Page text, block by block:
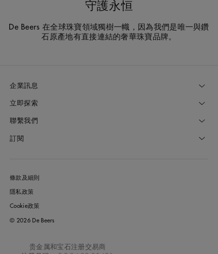
守護永恒
De Beers 在全球珠寶領域獨樹一幟，因為我們是唯一與鑽
石原產地有直接連結的奢華珠寶品牌。
企業訊息
立即探索
聯繫我們
訂閱
條款及細則
隱私政策
Cookie政策
© 2026 De Beers
贵金属和宝石注册交易商